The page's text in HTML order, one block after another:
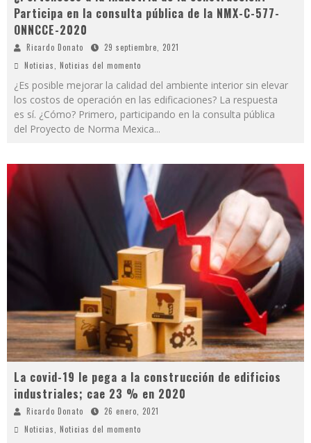
Participa en la consulta pública de la NMX-C-577-
ONNCCE-2020
Ricardo Donato
29 septiembre, 2021
Noticias
Noticias del momento
¿Es posible mejorar la calidad del ambiente interior sin elevar
los costos de operación en las edificaciones? La respuesta
es sí. ¿Cómo? Primero, participando en la consulta pública
del Proyecto de Norma Mexica...
La covid-19 le pega a la construcción de edificios
industriales; cae 23 % en 2020
Ricardo Donato
26 enero, 2021
Noticias
Noticias del momento